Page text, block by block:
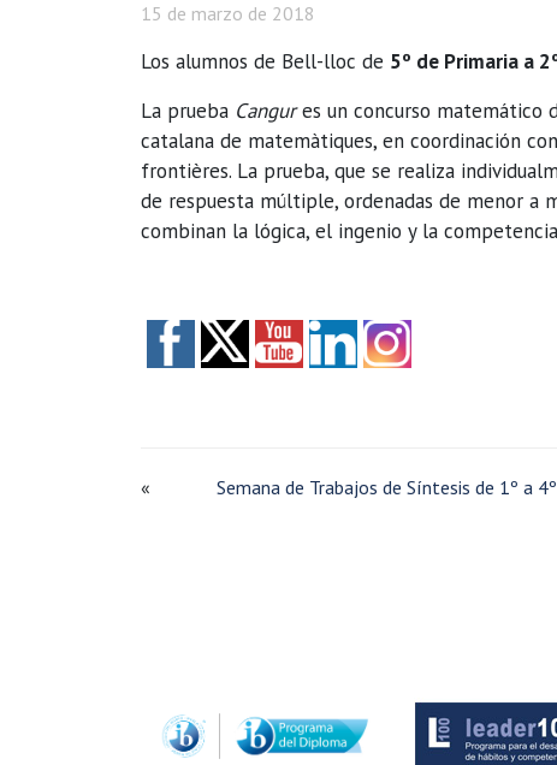
15 de marzo de 2018
Los alumnos de Bell-lloc de 5º de Primaria a
La prueba Cangures un concurso matemático
catalana de matemàtiques, en coordinación
frontières. La prueba, que se realiza
de respuesta múltiple, ordenadas de menor a
combinan la lógica, el ingenio y la
« Semana de Trabajos de Síntesis de 1º a